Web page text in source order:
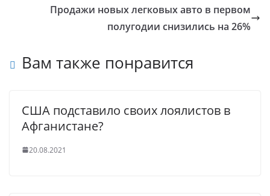
Продажи новых легковых авто в первом
полугодии снизились на 26%
Вам также понравится
США подставило своих лоялистов в
Афганистане?
20.08.2021